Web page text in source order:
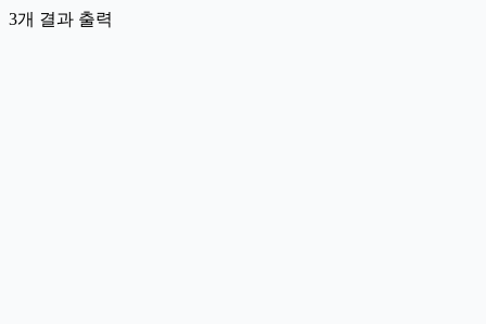
3개 결과 출력